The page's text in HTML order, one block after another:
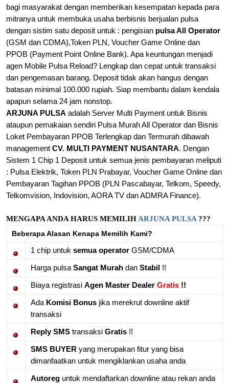
bagi masyarakat dengan memberikan kesempatan kepada para
mitranya untuk membuka usaha berbisnis berjualan pulsa
dengan sistim satu deposit untuk : pengisian pulsa All Operator
(GSM dan CDMA),Token PLN, Voucher Game Online dan
PPOB (Payment Point Online Bank). Apa keuntungan menjadi
agen Mobile Pulsa Reload? Lengkap dan cepat untuk transaksi
dan pengemasan barang. Deposit tidak akan hangus dengan
batasan minimal 100.000 rupiah. Siap membantu dalam kendala
apapun selama 24 jam nonstop.
ARJUNA PULSA adalah Server Multi Payment untuk Bisnis
ataupun pemakaian sendiri Pulsa Murah All Operator dan Bisnis
Loket Pembayaran PPOB Terlengkap dan Termurah dibawah
management CV. MULTI PAYMENT NUSANTARA. Dengan
Sistem 1 Chip 1 Deposit untuk semua jenis pembayaran meliputi
: Pulsa Elektrik, Token PLN Prabayar, Voucher Game Online dan
Pembayaran Tagihan PPOB (PLN Pascabayar, Telkom, Speedy,
Telkomvision, Indovision, AORA TV dan ADMRA Finance).
MENGAPA ANDA HARUS MEMILIH ARJUNA PULSA ???
Beberapa Alasan Kenapa Memilih Kami?
1 chip untuk semua operator GSM/CDMA
Harga pulsa Sangat Murah dan Stabil !!
Biaya registrasi Agen Master Dealer Gratis !!
Ada Komisi Bonus jika merekrut downline aktif
transaksi
Reply SMS transaksi Gratis !!
SMS BUYER yang merupakan fitur yang bisa
dimanfaatkan untuk mengiklankan usaha anda
Autoreg untuk mendaftarkan downline atau rekan anda